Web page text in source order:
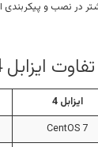
بیشتر در نصب و
ایزابل 4 و 5
ایزابل 4
CentOS 7